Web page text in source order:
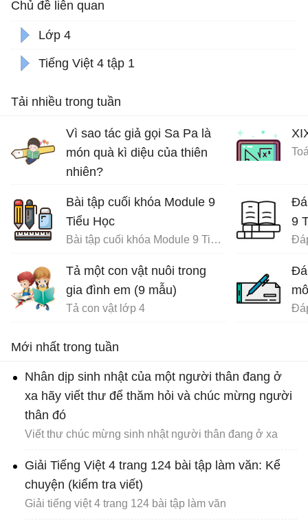
Chủ đề liên quan
Lớp 4
Tiếng Việt 4 tập 1
Tải nhiều trong tuần
Vì sao tác giả gọi Sa Pa là
món quà kì diệu của thiên
nhiên?
Bài tập cuối khóa Module 9
Tiểu Học
Bài tập cuối khóa Module 9 Tiểu Học đầy đủ
Tả một con vật nuôi trong
gia đình em (9 mẫu)
Tả con vật lớp 4
9
Mới nhất trong tuần
Nhân dịp sinh nhật của một người thân đang ở
xa hãy viết thư để thăm hỏi và chúc mừng người
thân đó
Viết thư chúc mừng sinh nhật người thân đang ở xa
Giải Tiếng Việt 4 trang 124 bài tập làm văn: Kể
chuyện (kiểm tra viết)
Giải tiếng việt 4 trang 124 bài tập làm văn